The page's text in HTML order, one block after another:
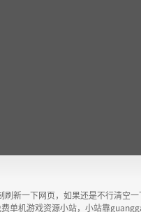
新一下网页，如果还是不行清空
单机游戏资源小站，小站靠